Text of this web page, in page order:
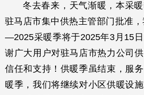
冬去春来，天气渐暖，本采
驻马店市集中供热主管部门批准
—2025采暖季将于2025年3月15
谢广大用户对驻马店市热力公司
信任和支持！供暖季虽结束，服
暖季，我们将继续对小区供暖设